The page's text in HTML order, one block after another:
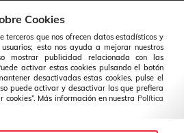
Cookies
terceros que nos ofrecen datos estadísticos y
esto nos ayuda a mejorar nuestros
mostrar publicidad relacionada con las
activar estas cookies pulsando el botón
desactivadas estas cookies, pulse el
puede activar y desactivar las que prefiera
Más información en nuestra Política